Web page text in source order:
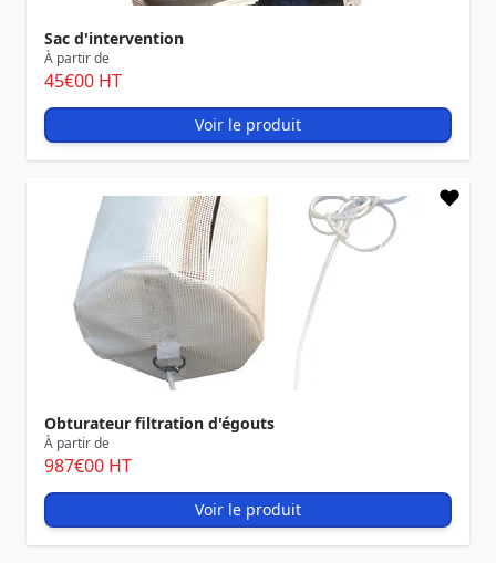
Sac d'intervention
À partir de
45€00 HT
Voir le produit
Obturateur filtration d'égouts
À partir de
987€00 HT
Voir le produit